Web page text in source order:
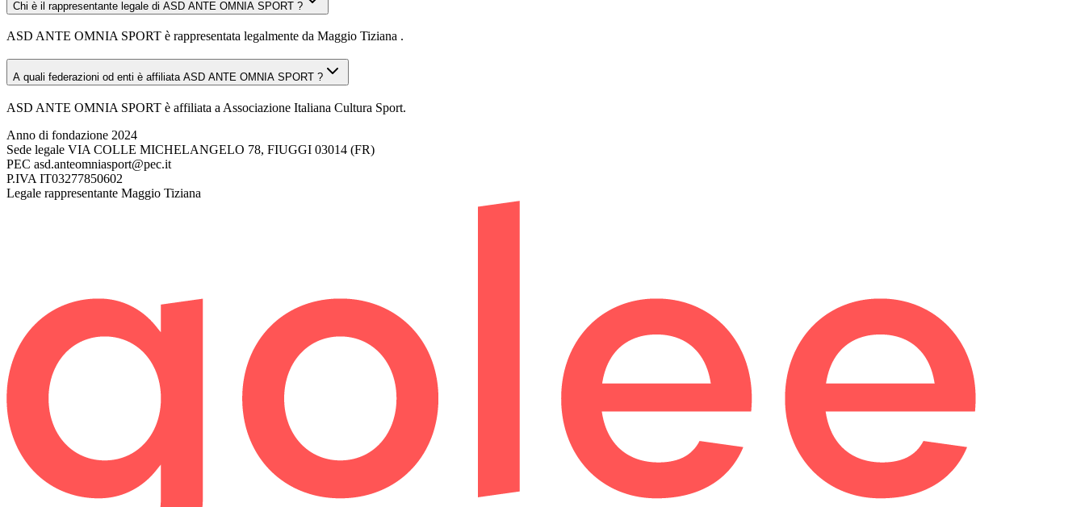
Chi è il rappresentante legale di ASD ANTE OMNIA SPORT ?
ASD ANTE OMNIA SPORT è rappresentata legalmente da Maggio Tiziana .
A quali federazioni od enti è affiliata ASD ANTE OMNIA SPORT ?
ASD ANTE OMNIA SPORT è affiliata a Associazione Italiana Cultura Sport.
Anno di fondazione 2024
Sede legale VIA COLLE MICHELANGELO 78, FIUGGI 03014 (FR)
PEC asd.anteomniasport@pec.it
P.IVA IT03277850602
Legale rappresentante Maggio Tiziana